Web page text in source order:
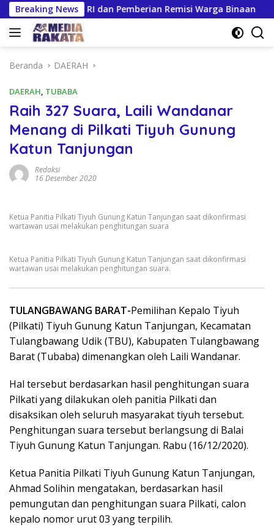
Langsung
ke
konten
Breaking News
Ke-81 RI dan Pemberian Remisi Warga Binaan
Beranda DAERAH
DAERAH, TUBABA
Raih 327 Suara, Laili Wandanar
Menang di Pilkati Tiyuh Gunung
Katun Tanjungan
Redaksi
16 Desember 2020
Ketua Panitia Pilkati Tiyuh Gunung Katun Tanjungan saat dikonfirmasi
wartawan usai melakukan penghitungan suara
Ketua Panitia Pilkati Tiyuh Gunung Katun Tanjungan saat dikonfirmasi
wartawan usai melakukan penghitungan suara.
TULANGBAWANG BARAT-Pemilihan Kepalo Tiyuh
(Pilkati) Tiyuh Gunung Katun Tanjungan, Kecamatan
Tulangbawang Udik (TBU), Kabupaten Tulangbawang
Barat (Tubaba) dimenangkan oleh Laili Wandanar.
Hal tersebut berdasarkan hasil penghitungan suara
Pilkati yang dilakukan oleh panitia Pilkati dan
disaksikan oleh seluruh masyarakat tiyuh tersebut.
Penghitungan suara tersebut berlangsung di Balai
Tiyuh Gunung Katun Tanjungan. Rabu (16/12/2020).
Ketua Panitia Pilkati Tiyuh Gunung Katun Tanjungan,
Ahmad Solihin mengatakan, berdasarkan hasil
pemungutan dan penghitungan suara Pilkati, calon
kepalo nomor urut 03 yang terpilih.